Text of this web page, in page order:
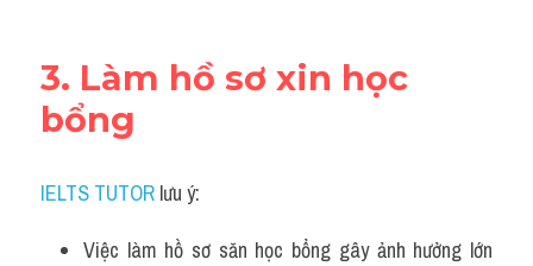
3. Làm hồ sơ xin học
bổng
IELTS TUTOR lưu ý:
Việc làm hồ sơ săn học bổng gây ảnh hưởng lớn